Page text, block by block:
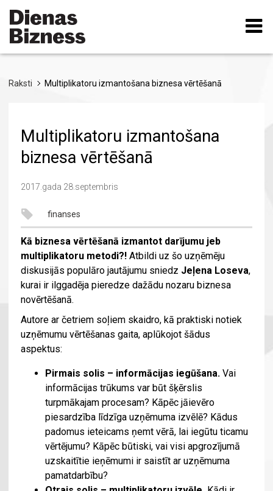
Pārlekt
uz
galveno
saturu
Raksti Multiplikatoru izmantošana biznesa vērtēšanā
Multiplikatoru izmantošana
biznesa vērtēšanā
2017.gada 28.septembris
finanses
Kā biznesa vērtēšanā izmantot darījumu jeb
multiplikatoru metodi?! Atbildi uz šo uzņēmēju
diskusijās populāro jautājumu sniedz Jeļena Loseva,
kurai ir ilggadēja pieredze dažādu nozaru biznesa
novērtēšanā.
Autore ar četriem soļiem skaidro, kā praktiski notiek
uzņēmumu vērtēšanas gaita, aplūkojot šādus
aspektus:
Pirmais solis – informācijas iegūšana.Vai
informācijas trūkums var būt šķērslis
turpmākajam procesam? Kāpēc jāievēro
piesardzība līdzīga uzņēmuma izvēlē? Kādus
padomus ieteicams ņemt vērā, lai iegūtu ticamu
vērtējumu? Kāpēc būtiski, vai visi apgrozījumā
uzskaitītie ieņēmumi ir saistīt ar uzņēmuma
pamatdarbību?